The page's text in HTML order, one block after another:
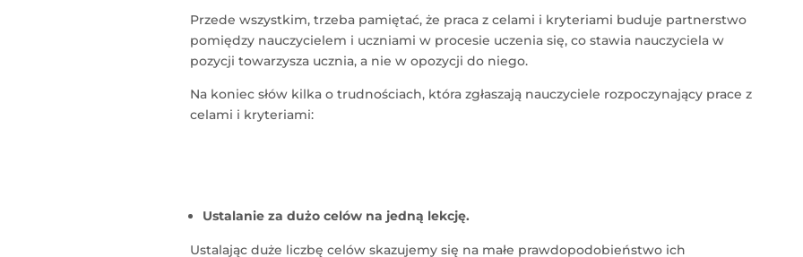
Przede wszystkim, trzeba pamiętać, że praca z celami i kryteriami buduje partnerstwo
pomiędzy nauczycielem i uczniami w procesie uczenia się, co stawia nauczyciela w
pozycji towarzysza ucznia, a nie w opozycji do niego.
Na koniec słów kilka o trudnościach, która zgłaszają nauczyciele rozpoczynający prace z
celami i kryteriami:
Ustalanie za dużo celów na jedną lekcję.
Ustalając duże liczbę celów skazujemy się na małe prawdopodobieństwo ich